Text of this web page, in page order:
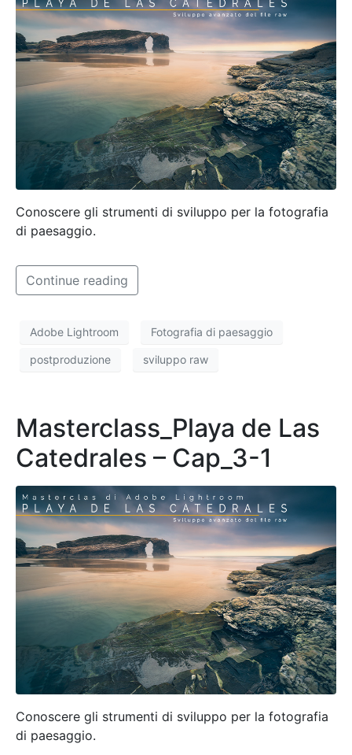
Conoscere gli strumenti di sviluppo per la fotografia
di paesaggio.
Continue reading
Adobe Lightroom Fotografia di paesaggio
postproduzione sviluppo raw
Masterclass_Playa de Las
Catedrales – Cap_3-1
Conoscere gli strumenti di sviluppo per la fotografia
di paesaggio.